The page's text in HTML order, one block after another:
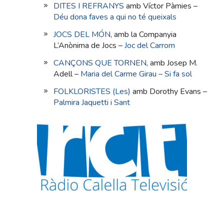
DITES I REFRANYS amb Víctor Pàmies –
Déu dona faves a qui no té queixals
JOCS DEL MÓN, amb la Companyia
L’Anònima de Jocs –Joc del Carrom
CANÇONS QUE TORNEN, amb Josep M.
Adell – Maria del Carme Girau – Si fa sol
FOLKLORISTES (Les) amb Dorothy Evans –
Palmira Jaquetti i Sant